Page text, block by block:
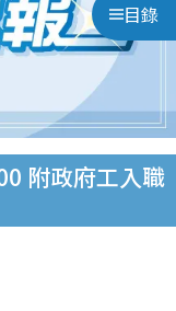
目錄
附政府工入職